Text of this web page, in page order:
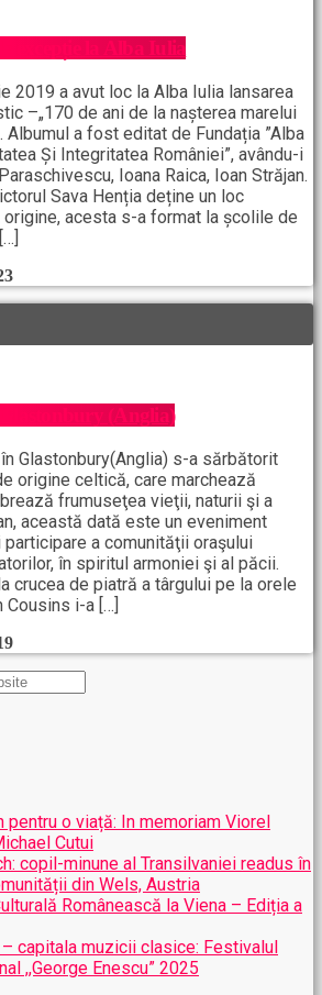
excepție la Alba Iulia
2019 a avut loc la Alba Iulia lansarea
–„170 de ani de la nașterea marelui
Albumul a fost editat de Fundația ”Alba
Și Integritatea României”, avându-i
Ioana Raica, Ioan Străjan.
Sava Henția deține un loc
origine, acesta s-a format la școlile de
(Anglia)
Glastonbury(Anglia) s-a sărbătorit
origine celtică, care marchează
frumuseţea vieţii, naturii şi a
această dată este un eveniment
a comunităţii oraşului
în spiritul armoniei şi al păcii.
crucea de piatră a târgului pe la orele
Cousins i-a […]
pentru o viață: In memoriam Viorel
Cutui
copil-minune al Transilvaniei readus în
din Wels, Austria
Românească la Viena – Ediția a
– capitala muzicii clasice: Festivalul
,,George Enescu” 2025